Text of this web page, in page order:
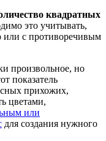
квадратных
это учитывать,
или с противоречивым
произвольное, но
показатель
прихожих,
цветами,
или
для создания нужного